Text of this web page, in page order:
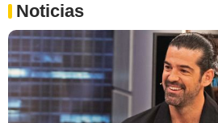
Noticias